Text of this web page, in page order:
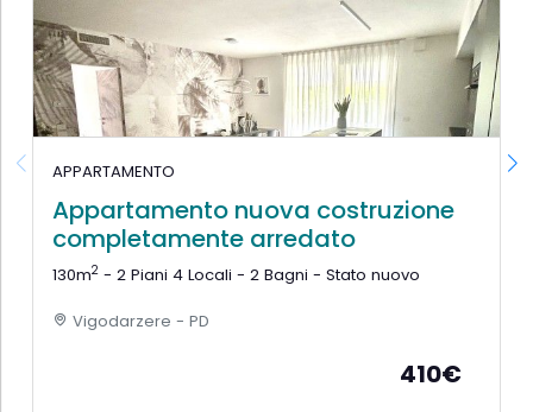
APPARTAMENTO
Appartamento nuova costruzione
completamente arredato
130m2 - 2 Piani 4 Locali - 2 Bagni - Stato nuovo
Vigodarzere - PD
410€